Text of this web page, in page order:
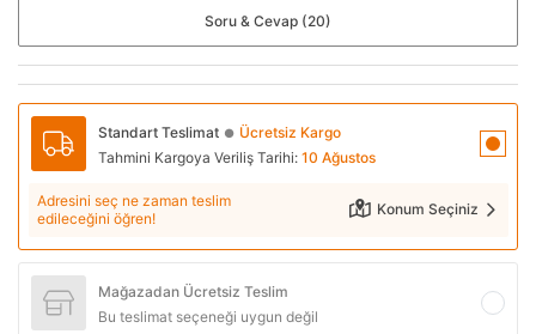
Soru & Cevap (20)
Standart Teslimat ● Ücretsiz Kargo
Tahmini Kargoya Veriliş Tarihi: 10 Ağustos
Adresini seç ne zaman teslim
edileceğini öğren!
Konum Seçiniz
Mağazadan Ücretsiz Teslim
Bu teslimat seçeneği uygun değil